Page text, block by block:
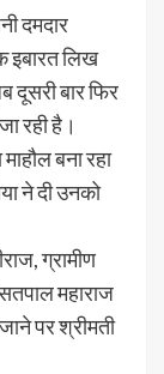
दमदार
इबारत लिख
दूसरी बार फिर
रही है।
बना रहा
ने दी उनको
ग्रामीण
महाराज
पर श्रीमती